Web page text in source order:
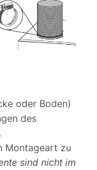
oder Boden)
des
Montageart zu
sind nicht im